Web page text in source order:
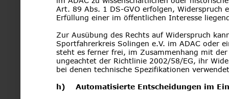
Art. 89 Abs. 1 DS-GVO erfolgen, Widerspruch
Erfüllung einer im öffentlichen Interesse
Zur Ausübung des Rechts auf Widerspruch
Sportfahrerkreis Solingen e.V. im ADAC oder
steht es ferner frei, im Zusammenhang mit
ungeachtet der Richtlinie 2002/58/EG, ihr
bei denen technische Spezifikationen
h)    Automatisierte Entscheidungen im